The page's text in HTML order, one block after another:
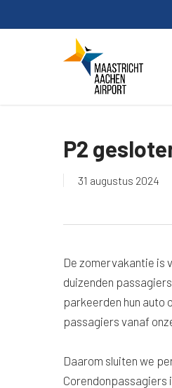
to
P2
31 augustus 2024
De zomervakantie is
duizenden
parkeerden hun auto
passagiers vanaf
Daarom sluiten we
Corendonpassagiers